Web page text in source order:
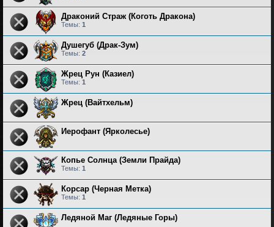
Драконий Страж (Коготь Дракона)
Темы: 1
Душегуб (Драк-Зум)
Темы: 2
Жрец Рун (Казиел)
Темы: 1
Жрец (Вайтхельм)
Иерофант (Ярколесье)
Копье Солнца (Земли Прайда)
Темы: 1
Корсар (Черная Метка)
Темы: 1
Ледяной Маг (Ледяные Горы)